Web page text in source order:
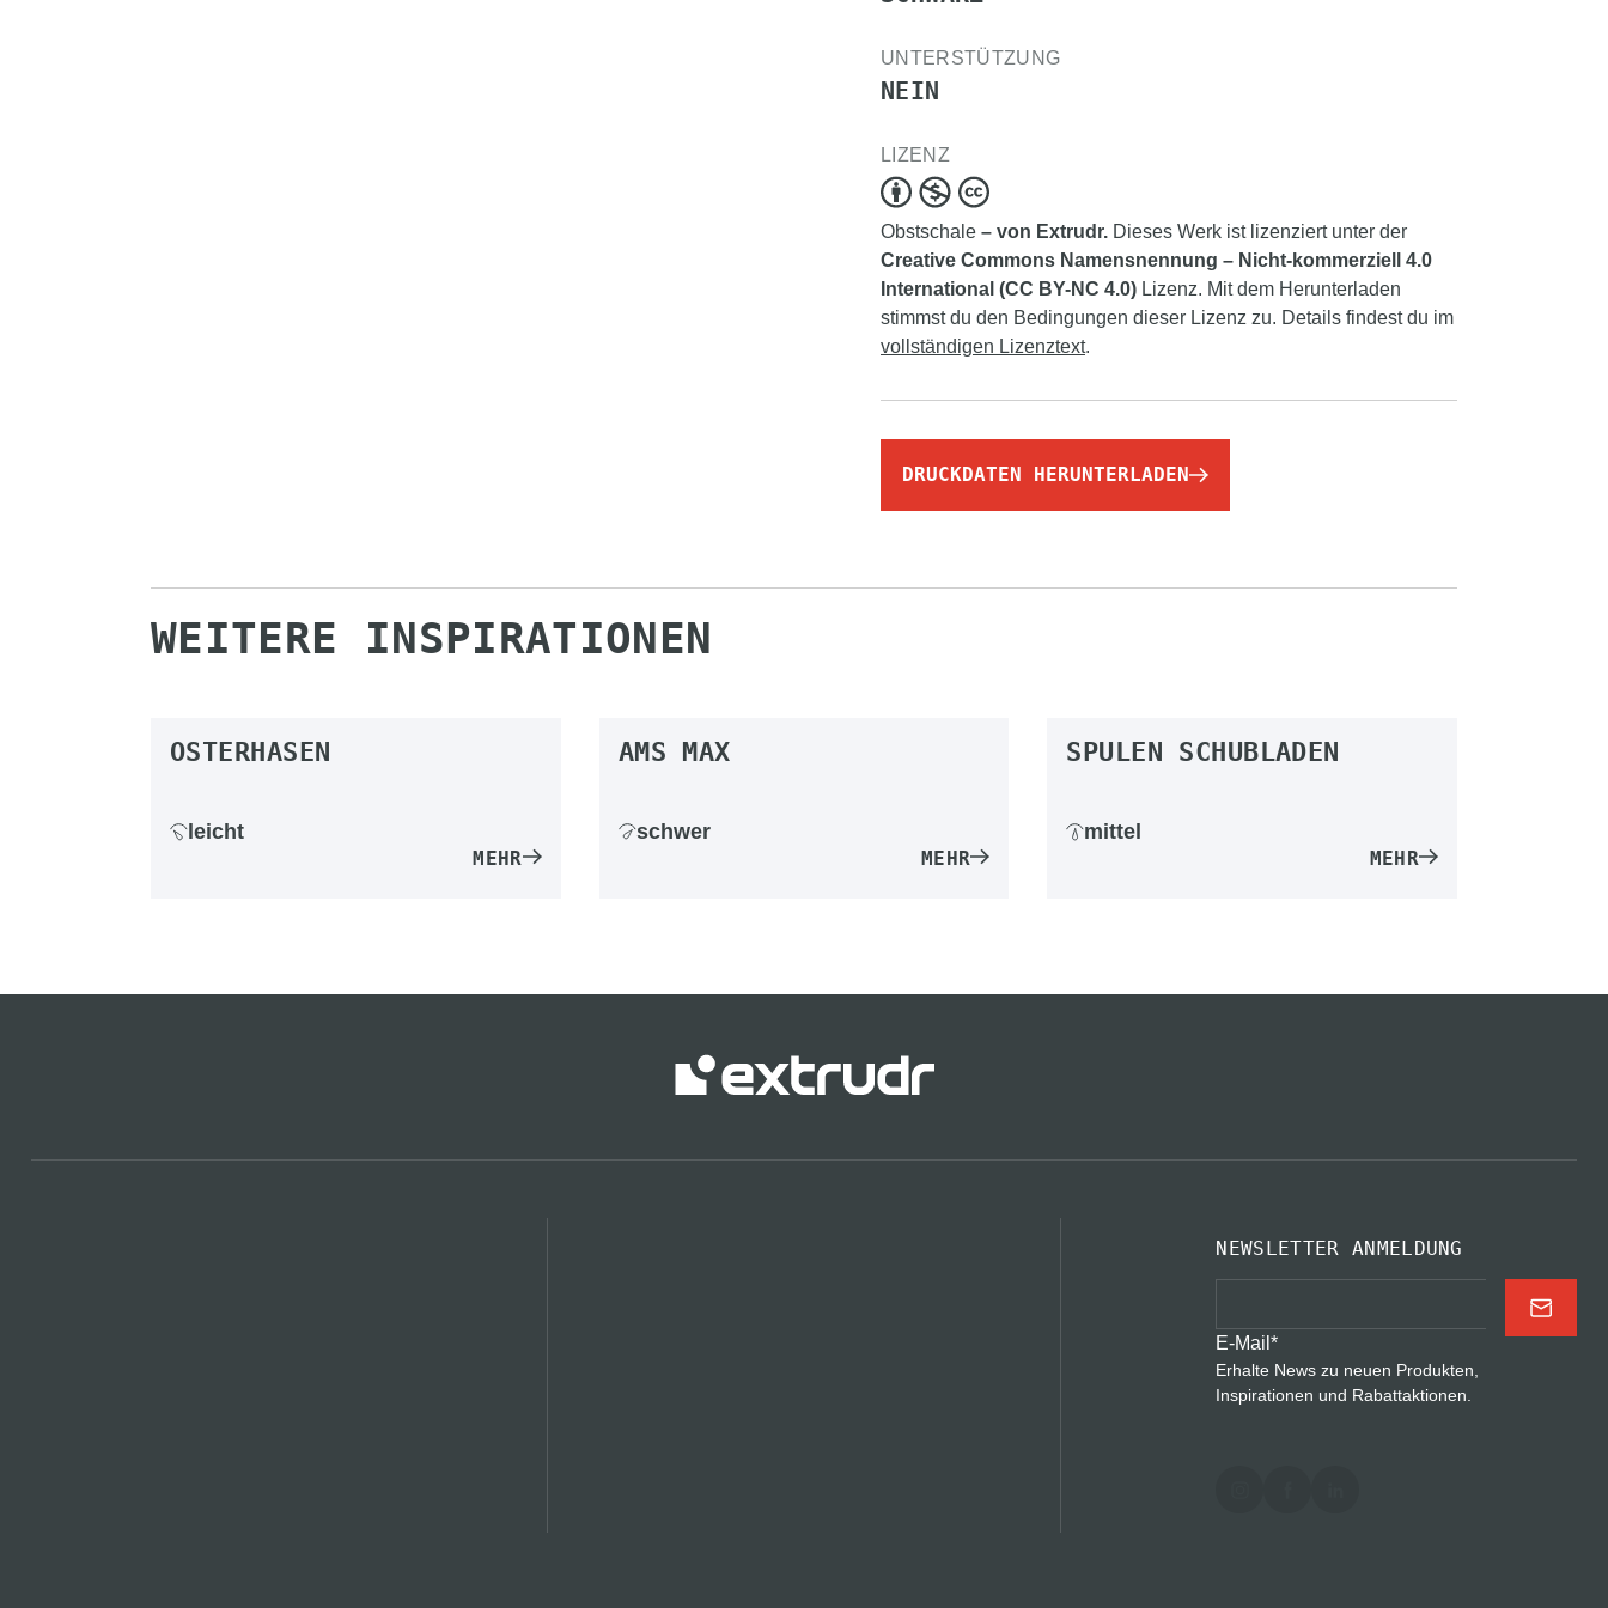
UNTERSTÜTZUNG
NEIN
LIZENZ
Obstschale – von Extrudr. Dieses Werk ist lizenziert unter der
Creative Commons Namensnennung – Nicht-kommerziell 4.0
International (CC BY-NC 4.0) Lizenz. Mit dem Herunterladen
stimmst du den Bedingungen dieser Lizenz zu. Details findest du im
vollständigen Lizenztext.
DRUCKDATEN HERUNTERLADEN
WEITERE INSPIRATIONEN
OSTERHASEN
leicht
MEHR
AMS MAX
schwer
MEHR
SPULEN SCHUBLADEN
mittel
MEHR
NEWSLETTER ANMELDUNG
E-Mail*
Erhalte News zu neuen Produkten,
Inspirationen und Rabattaktionen.